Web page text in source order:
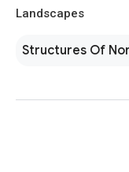
Landscapes
Structures Of